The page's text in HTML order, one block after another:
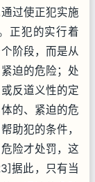
过使正犯实施
正犯的实行着
阶段，而是从
迫的危险；处
反道义性的定
的、紧迫的危
助犯的条件，
险才处罚，这
据此，只有当